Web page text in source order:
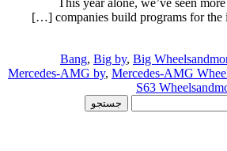
companies build programs for the
Bang, Big by, Big
Mercedes-AMG by, Mercedes-AMG
S63